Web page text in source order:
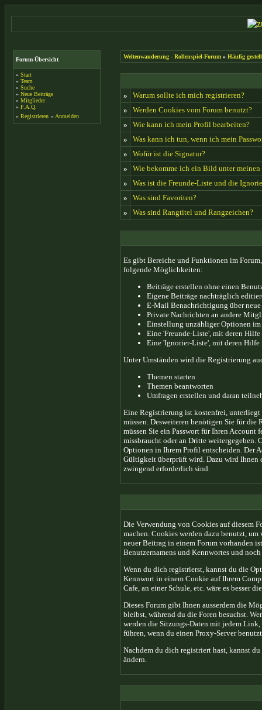
Forum-Übersicht
» Start
» Team
» Suche
» Neue Beiträge
» Mitglieder
» F.A.Q.
» Registrieren » Anmelden
Weltenwanderung - Rollenspiel-Forum » Häufig
»
Warum sollte ich mich registrieren?
»
Werden Cookies vom Forum benutzt?
»
Wie kann ich mein Profil bearbeiten?
»
Was kann ich tun, wenn ich mein
»
Wofür ist die Signatur?
»
Wie bekomme ich ein Bild unter meinen
»
Was ist die Freunde-Liste und die
»
Was sind Favoriten?
»
Was sind Rangtitel und Rangzeichen?
Es gibt Bereiche und Funktionen im
folgende Möglichkeiten:
Beiträge erstellen ohne einen
Eigene Beiträge nachträglich
E-Mail Benachrichtigung über
Private Nachrichten an andere
Einstellung unzähliger Optionen
Eine 'Freunde-Liste', mit deren
Eine 'Ignorier-Liste', mit deren Hilfe
Unter Umständen wird die Registrierung
Themen starten
Themen beantworten
Umfragen erstellen und daran
Eine Registrierung ist kostenfrei, unterliegt
müssen. Desweiteren benötigen Sie für
müssen Sie ein Passwort für Ihren
missbraucht oder an Dritte weitergegeben.
Optionen in Ihrem Profil entscheiden. Der
Gültigkeit überprüft wird. Dazu wird Ihnen
zwingend erforderlich sind.
Die Verwendung von Cookies auf diesem
machen. Cookies werden dazu benutzt,
neuer Beitrag in einem Forum vorhanden
Benutzernamens und Kennwortes und
Wenn du dich registrierst, kannst du die
Kennwort in einem Cookie auf Ihrem
Cafe, an einer Schule, etc. wäre es besser
Dieses Forum gibt Ihnen ausserdem die
bleibst, während du die Foren besuchst.
werden die Sitzungs-Daten mit jedem
führen, wenn du einen Proxy-Server
Nachdem du dich registriert hast, kannst
ändern.